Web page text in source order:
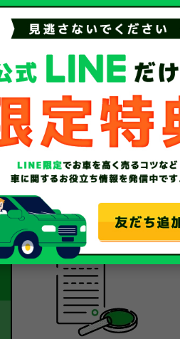
簡単 5ステップ！
車・事故
Step.3